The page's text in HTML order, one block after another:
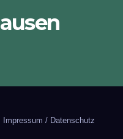
Impressum / Datenschutz